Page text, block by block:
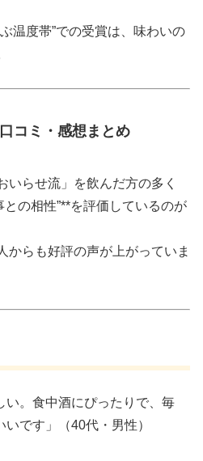
温度帯”での受賞は、味わいの
コミ・感想まとめ
いらせ流」を飲んだ方の多く
との相性”**を評価しているのが
からも好評の声が上がっていま
い。食中酒にぴったりで、毎
です」（40代・男性）